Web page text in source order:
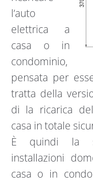
l’auto
elettrica a
casa o in
condominio,
pensata per
tratta della
di la ricarica
casa in totale
È quindi la
installazioni
casa o in